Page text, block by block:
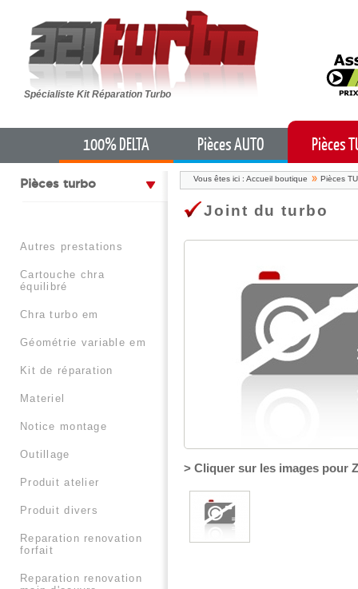
Spécialiste Kit Réparation Turbo
100% DELTA Pièces AUTO Pièces
Vous êtes ici : Accueil boutique Pièces
Joint du turbo
> Cliquer sur les images pour
pièces turbo
autres prestations
cartouche chra
équilibré
chra turbo em
géométrie variable em
kit de réparation
materiel
notice montage
outillage
produit atelier
produit divers
reparation renovation
forfait
reparation renovation